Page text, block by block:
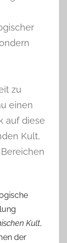
zu
einen
auf diese
Kult,
Kult,
der